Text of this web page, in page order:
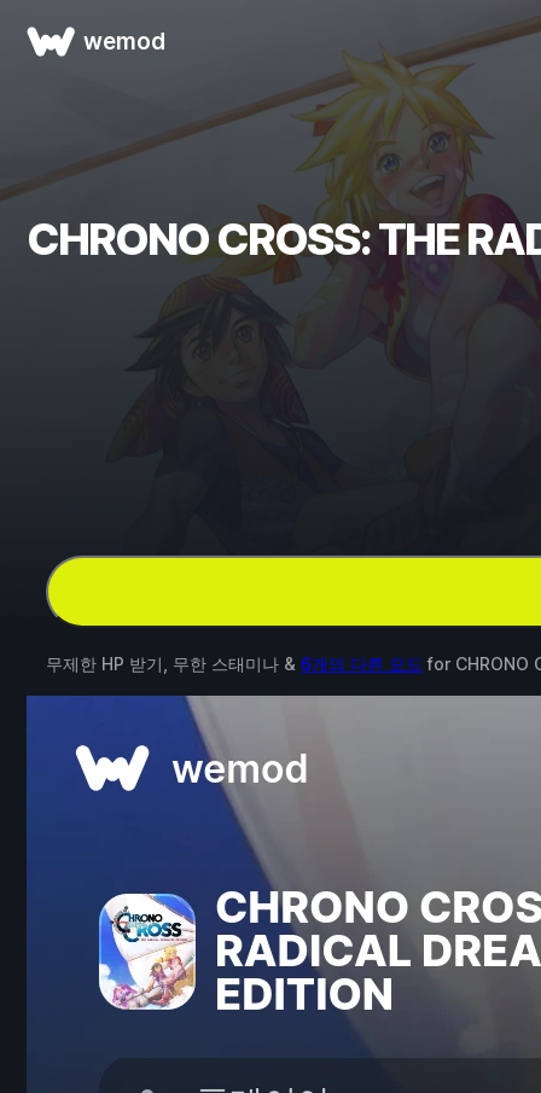
wemod
CHRONO CROSS: THE
무제한 HP 받기, 무한 스태미나 & 6개의 다른 모드 for CHRONO